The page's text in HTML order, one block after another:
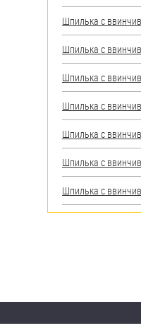
Шпилька c
Шпилька c
Шпилька c
Шпилька c
Шпилька c
Шпилька c
Шпилька c